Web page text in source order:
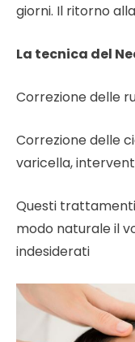
giorni. Il ritorno
La tecnica del
Correzione delle
Correzione delle
varicella,
Questi
modo naturale il
indesiderati